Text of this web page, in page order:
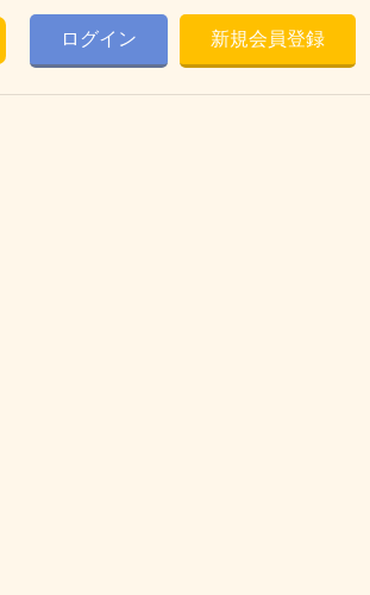
ログイン 新規会員登録